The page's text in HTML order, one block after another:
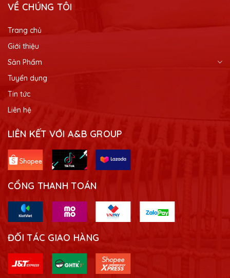
VỀ CHÚNG TÔI
Trang chủ
Giới thiệu
Sản Phẩm
Tuyển dụng
Tin tức
Liên hệ
LIÊN KẾT VỚI A&B GROUP
CỔNG THANH TOÁN
ĐỐI TÁC GIAO HÀNG